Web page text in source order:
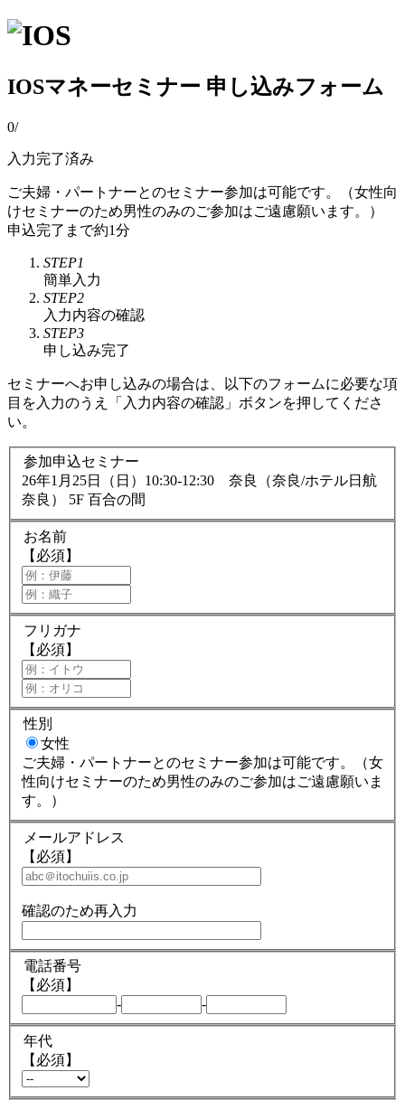
IOSマネーセミナー 申し込みフォーム
0/
入力完了済み
ご夫婦・パートナーとのセミナー参加は可能です。（女性向
けセミナーのため男性のみのご参加はご遠慮願います。）
申込完了まで約1分
STEP1
簡単入力
STEP2
入力内容の確認
STEP3
申し込み完了
セミナーへお申し込みの場合は、以下のフォームに必要な項
目を入力のうえ「入力内容の確認」ボタンを押してくださ
い。
参加申込セミナー
26年1月25日（日）10:30-12:30 奈良（奈良/ホテル日航
奈良） 5F 百合の間
お名前
【必須】
フリガナ
【必須】
性別
女性
ご夫婦・パートナーとのセミナー参加は可能です。（女
性向けセミナーのため男性のみのご参加はご遠慮願いま
す。）
メールアドレス
【必須】
確認のため再入力
電話番号
【必須】
-
-
年代
【必須】